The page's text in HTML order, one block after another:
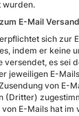
wurden.
E-Mail Versand
sich zur
indem er keine
versendet, es sei
jeweiligen E-
von E-
(Dritter)
von E-Mails hat